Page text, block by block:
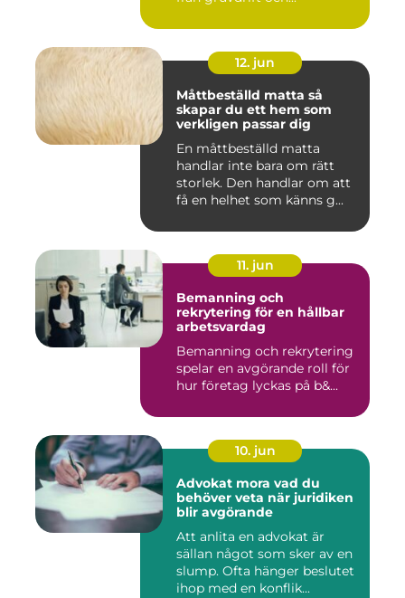
12. jun
Måttbeställd matta så
skapar du ett hem som
verkligen passar dig
En måttbeställd matta
handlar inte bara om rätt
storlek. Den handlar om att
få en helhet som känns g...
11. jun
Bemanning och
rekrytering för en hållbar
arbetsvardag
Bemanning och rekrytering
spelar en avgörande roll för
hur företag lyckas på b&...
10. jun
Advokat mora vad du
behöver veta när juridiken
blir avgörande
Att anlita en advokat är
sällan något som sker av en
slump. Ofta hänger beslutet
ihop med en konflik...